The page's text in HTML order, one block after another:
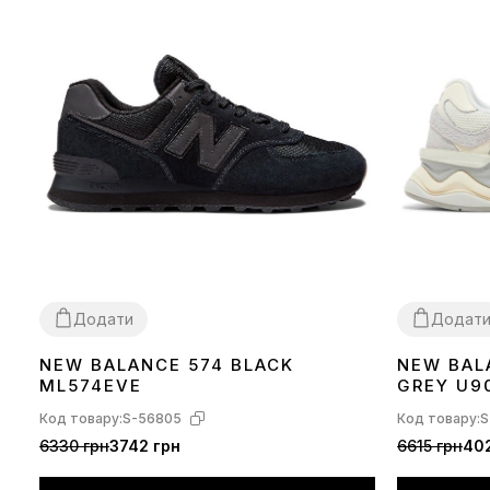
Додати
3637 3839404142 43 4445
NEW BALANCE 574 BLACK
ML574EVE
Код товару:S-56805
6330 грн3742 грн
Додати
3637 3839
NEW
GREY
Код товару:
6615 грн